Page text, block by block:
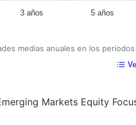
3 años 5 años
medias anuales en los
Markets Equity